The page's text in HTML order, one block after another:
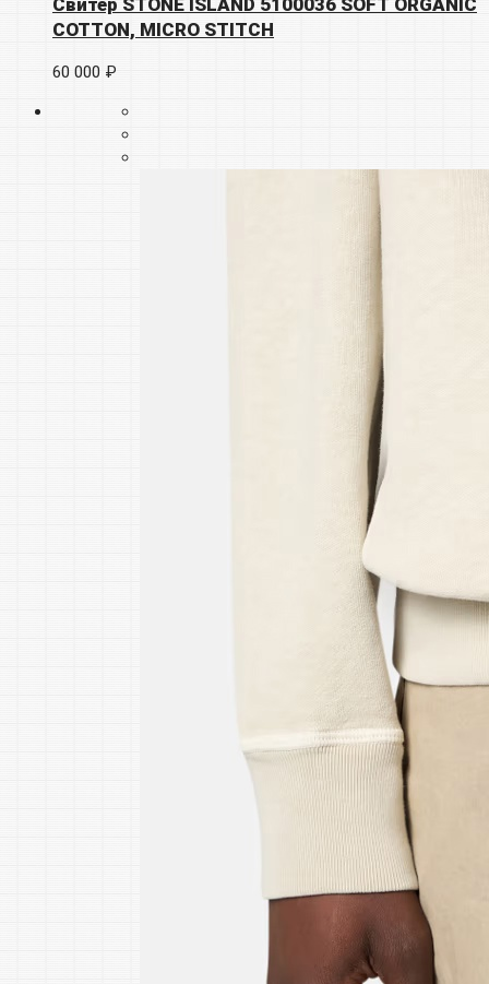
Свитер STONE ISLAND 5100036 SOFT ORGANIC
COTTON, MICRO STITCH
60 000 ₽